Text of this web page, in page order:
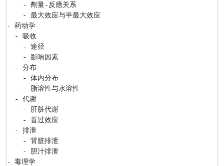
    - 劑量-反應关系
    - 最大效应与半最大效应
- 药动学
  - 吸收
    - 途径
    - 影响因素
  - 分布
    - 体内分布
    - 脂溶性与水溶性
  - 代谢
    - 肝脏代谢
    - 首过效应
  - 排泄
    - 肾脏排泄
    - 胆汁排泄
- 毒理学